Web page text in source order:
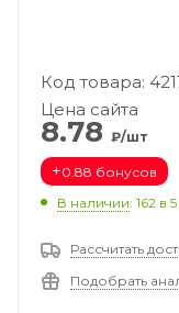
Код товара:
Цена сайта
8.78 ₽/шт
+0.88 бонусов
В наличии: 162 в
Рассчитать
Подобрать